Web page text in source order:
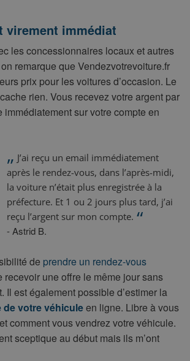
virement immédiat
les concessionnaires locaux et autres
remarque que Vendezvotrevoiture.fr
prix pour les voitures d’occasion. Le
rien. Vous recevez votre argent par
immédiatement sur votre compte en
„ J’ai reçu un email immédiatement
après le rendez-vous, dans l’après-midi,
la voiture n’était plus enregistrée à la
préfecture. Et 1 ou 2 jours plus tard, j’ai
reçu l’argent sur mon compte. “
- Astrid B.
de prendre un rendez-vous
recevoir une offre le même jour sans
Il est également possible d’estimer la
votre véhiculeen ligne. Libre à vous
comment vous vendrez votre véhicule.
sceptique au début mais ils m’ont